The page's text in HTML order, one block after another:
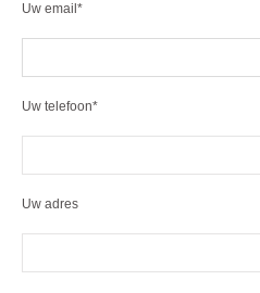
Uw email*
Uw telefoon*
Uw adres